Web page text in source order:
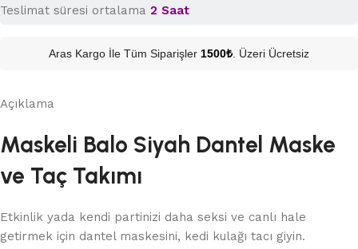
Teslimat süresi ortalama 2 Saat
Aras Kargo İle Tüm Siparişler 1500₺. Üzeri Ücretsiz
Açıklama
Maskeli Balo Siyah Dantel Maske
ve Taç Takımı
Etkinlik yada kendi partinizi daha seksi ve canlı hale
getirmek için dantel maskesini, kedi kulağı tacı giyin.